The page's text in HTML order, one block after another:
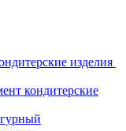
изделия
кондитерские